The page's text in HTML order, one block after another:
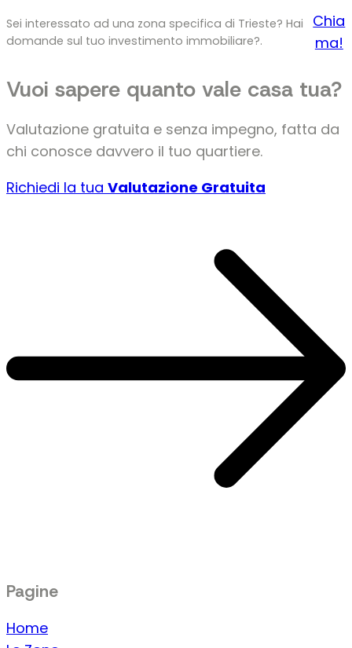
Sei interessato ad una zona specifica di Trieste? Hai
domande sul tuo investimento immobiliare?.
Chia
ma!
Vuoi sapere quanto vale casa tua?
Valutazione gratuita e senza impegno, fatta da
chi conosce davvero il tuo quartiere.
Richiedi la tua Valutazione Gratuita
Pagine
Home